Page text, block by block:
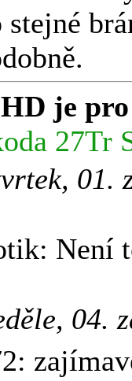
stejné
je
27Tr
01.
Není
04.